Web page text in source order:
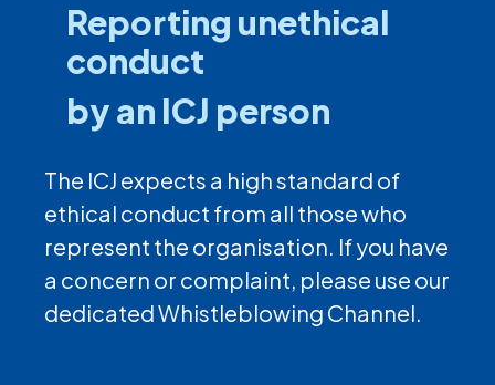
Reporting unethical
conduct
by an ICJ person
The ICJ expects a high standard of
ethical conduct from all those who
represent the organisation. If you have
a concern or complaint, please use our
dedicated Whistleblowing Channel.